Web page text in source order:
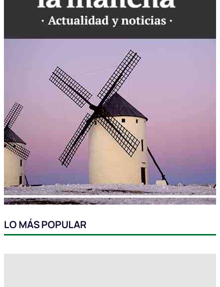
LO MÁS POPULAR